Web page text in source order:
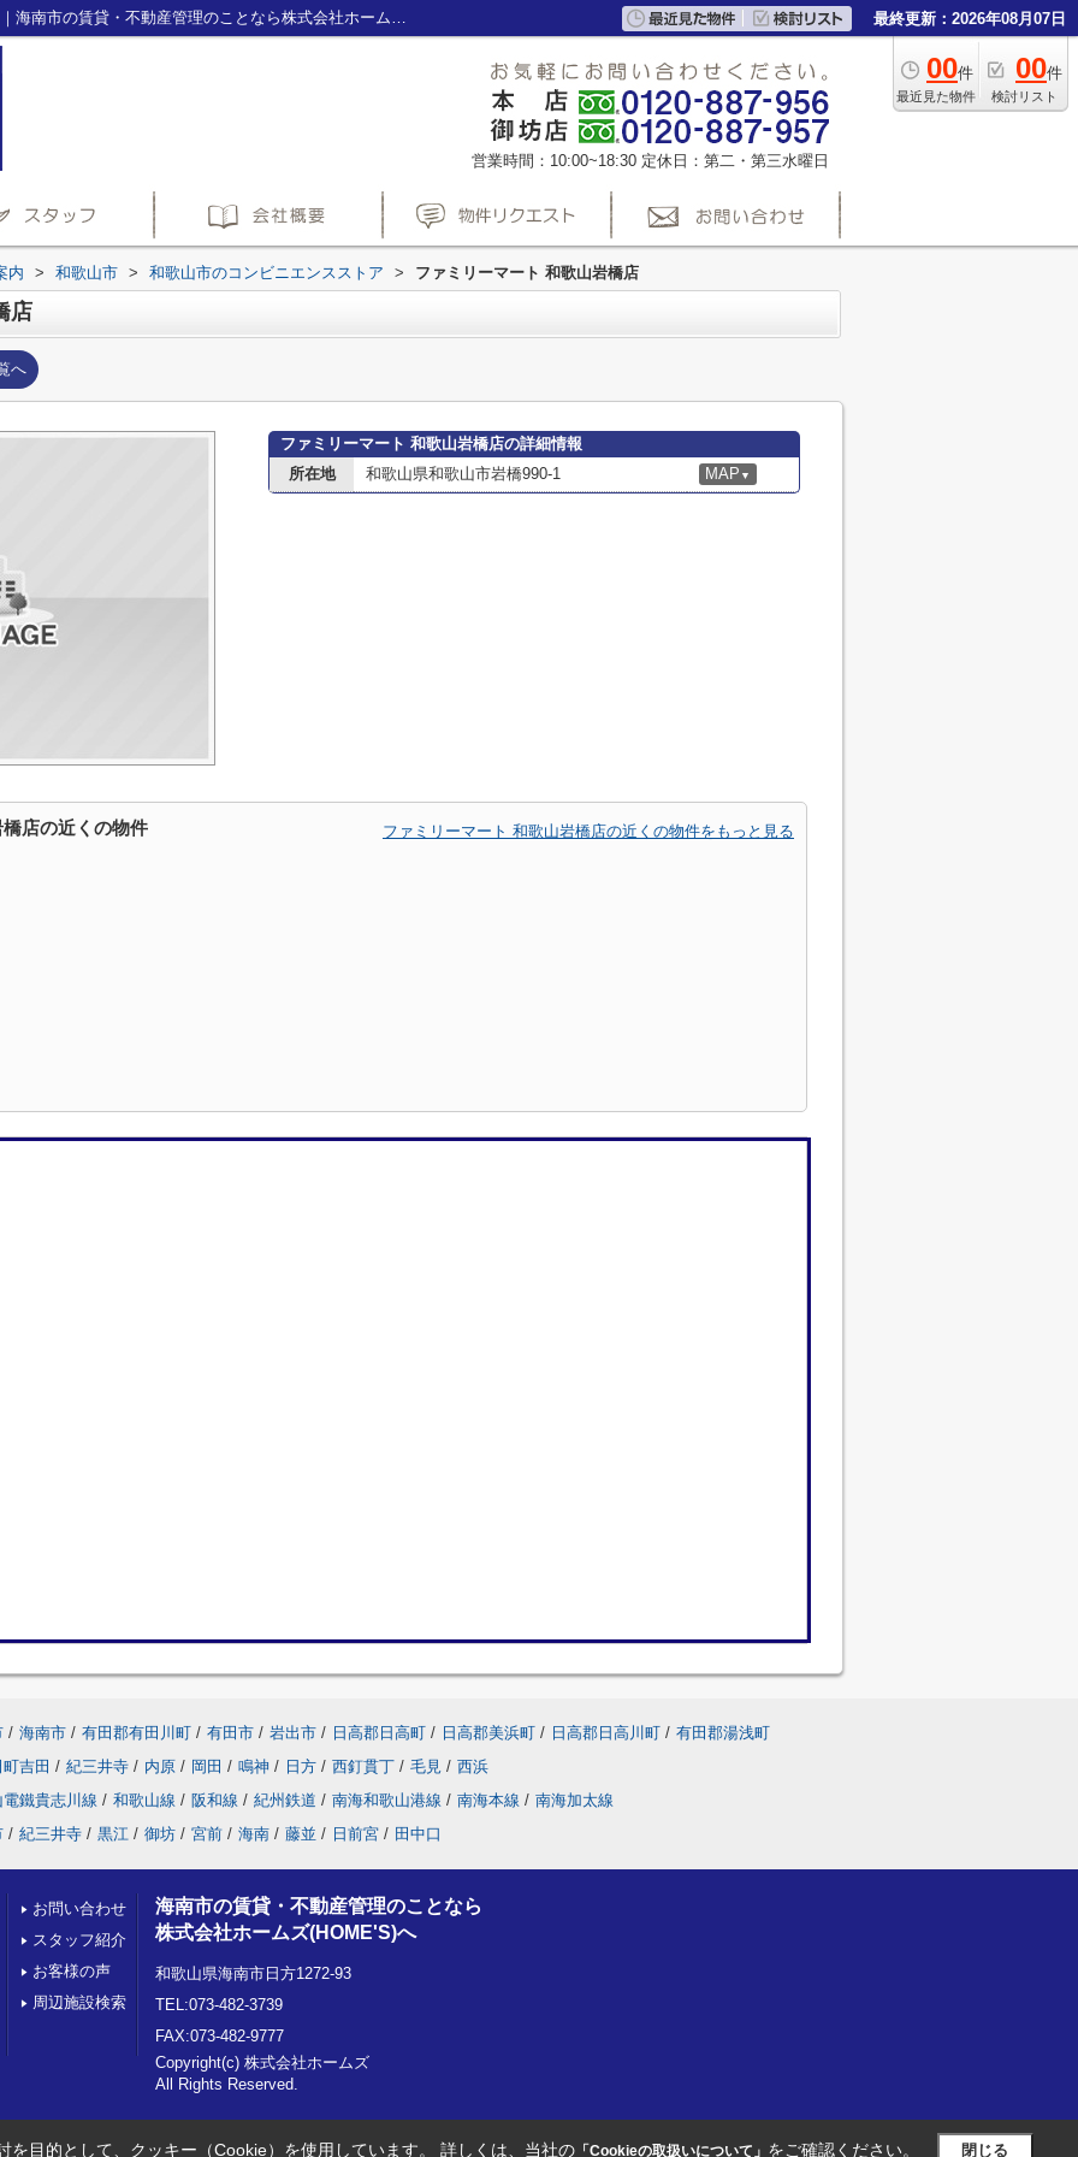
ファミリーマート 和歌山岩橋店情報ページ｜海南市の賃貸・不動産管理のことなら株式会社ホームズ(HOME'S)へ 最終更新：2026年08月07日
00件
最近見た物件
00件
検討リスト
営業時間：10:00~18:30 定休日：第二・第三水曜日
内 > 和歌山市 > 和歌山市のコンビニエンスストア > ファミリーマート 和歌山岩橋店
店
へ
ファミリーマート 和歌山岩橋店の詳細情報
所在地
和歌山県和歌山市岩橋990-1 MAP ▼
店の近くの物件 ファミリーマート 和歌山岩橋店の近くの物件をもっと見る
/ 海南市 / 有田郡有田川町 / 有田市 / 岩出市 / 日高郡日高町 / 日高郡美浜町 / 日高郡日高川町 / 有田郡湯浅町
吉田 / 紀三井寺 / 内原 / 岡田 / 鳴神 / 日方 / 西釘貫丁 / 毛見 / 西浜
鐵貴志川線 / 和歌山線 / 阪和線 / 紀州鉄道 / 南海和歌山港線 / 南海本線 / 南海加太線
/ 紀三井寺 / 黒江 / 御坊 / 宮前 / 海南 / 藤並 / 日前宮 / 田中口
お問い合わせ
スタッフ紹介
お客様の声
周辺施設検索
海南市の賃貸・不動産管理のことなら
株式会社ホームズ(HOME'S)へ
和歌山県海南市日方1272-93
TEL:073-482-3739
FAX:073-482-9777
Copyright(c) 株式会社ホームズ
All Rights Reserved.
目的として、クッキー（Cookie）を使用しています。 詳しくは、当社の「Cookieの取扱いについて」 をご確認ください。 閉じる